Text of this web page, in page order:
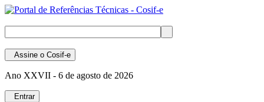
Assine o Cosif-e
Ano XXVII - 6 de agosto de 2026
Entrar